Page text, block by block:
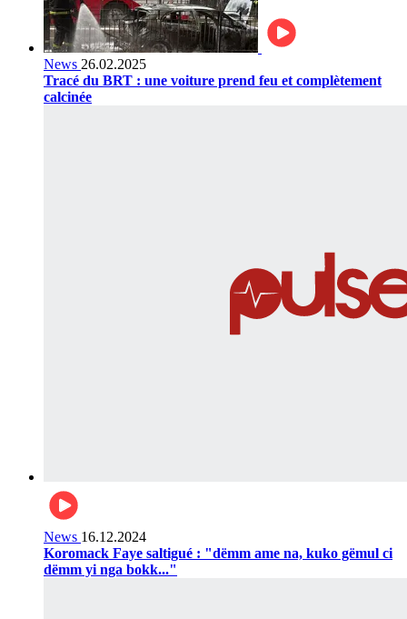
News 26.02.2025
Tracé du BRT : une voiture prend feu et complètement
calcinée
News 16.12.2024
Koromack Faye saltigué : "dëmm ame na, kuko gëmul ci
dëmm yi nga bokk..."